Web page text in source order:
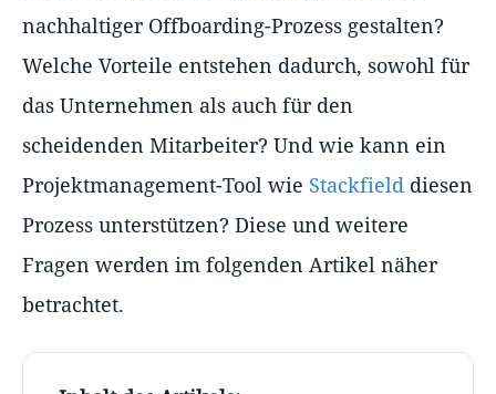
nachhaltiger Offboarding-Prozess gestalten?
Welche Vorteile entstehen dadurch, sowohl für
das Unternehmen als auch für den
scheidenden Mitarbeiter? Und wie kann ein
Projektmanagement-Tool wie Stackfield diesen
Prozess unterstützen? Diese und weitere
Fragen werden im folgenden Artikel näher
betrachtet.